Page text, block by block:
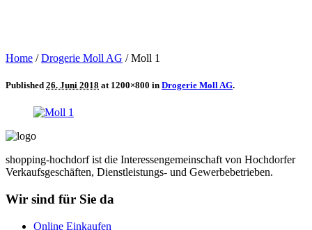
Home /Drogerie Moll AG /Moll 1
Published 26. Juni 2018 at 1200×800 in Drogerie Moll AG.
shopping-hochdorf ist die Interessengemeinschaft von Hochdorfer
Verkaufsgeschäften, Dienstleistungs- und Gewerbebetrieben.
Wir sind für Sie da
Online Einkaufen